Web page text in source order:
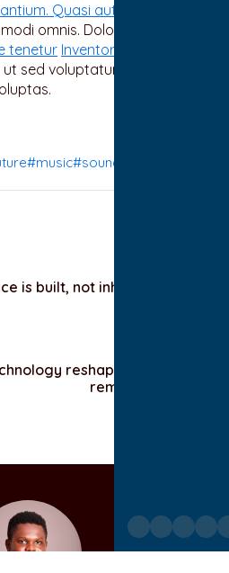
Quasi aut sed deleniti
omnis. Doloribus rerum
tenetur Inventore ab
sed voluptatum et. Et
#music#sound
is built, not inherited at
reshapes the way we
remember things